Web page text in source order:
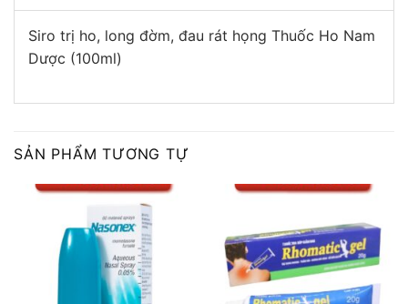
Siro trị ho, long đờm, đau rát họng Thuốc Ho Nam
Dược (100ml)
SẢN PHẨM TƯƠNG TỰ